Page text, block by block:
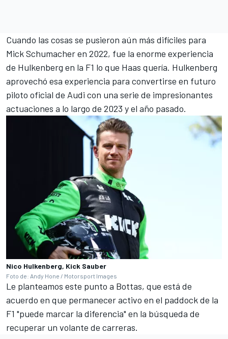
Cuando las cosas se pusieron aún más difíciles para
Mick Schumacheren 2022, fue la enorme experiencia
de Hulkenberg en la F1 lo que Haas quería. Hulkenberg
aprovechó esa experiencia para convertirse en futuro
piloto oficial de Audi con una serie de impresionantes
actuaciones a lo largo de 2023 y el año pasado.
Nico Hulkenberg, Kick Sauber
Foto de: Andy Hone / Motorsport Images
Le planteamos este punto a Bottas, que está de
acuerdo en que permanecer activo en el paddock de la
F1 "puede marcar la diferencia" en la búsqueda de
recuperar un volante de carreras.